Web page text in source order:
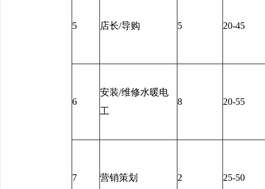
5 店长/导购 5 20-45
6
安装/维修水暖电
工
8 20-55
7 营销策划 2 25-50